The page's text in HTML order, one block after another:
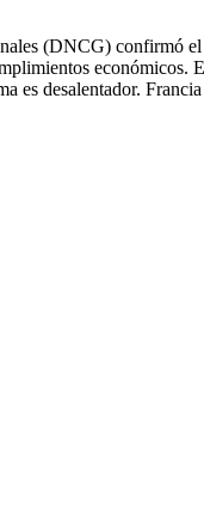
(DNCG) confirmó el
económicos.
es desalentador. Francia